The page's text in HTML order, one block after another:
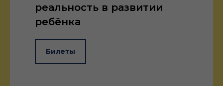
реальность в развитии
ребёнка
Билеты